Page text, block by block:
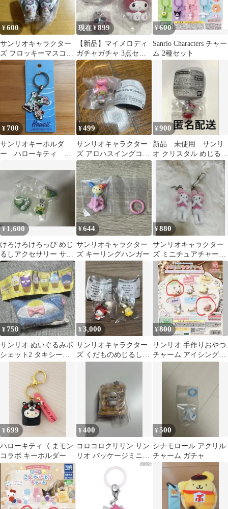
¥600
サンリオキャラクター
ズ フロッキーマスコッ
トスイング クロミ 2個
セット
現在 ¥899
【新品】マイメロディ
ガチャガチャ 3点セッ
ト
¥600
Sanrio Characters チャー
ム 2種セット
¥700
サンリオキーホルダ
ー ハローキティ マ
¥499
サンリオキャラクター
ズ アロハスイングコレ
クション マイメロデ
ィ ガチャガチャ
¥900
新品 未使用 サンリ
オ クリスタル めじるし
アクセサリー キテ
ィ ガチャ
¥1,600
けろけろけろっぴ めじ
るしアクセサリー サン
リオ ガチャ クリアリ
ング お手玉
¥644
サンリオキャラクター
ズ キーリングハンガー
¥880
サンリオキャラクター
ズ ミニチュアチャーム
ライブキャラクター
マイメロ
¥750
サンリオ ぬいぐるみポ
シェット2 タキシード
¥3,000
サンリオキャラクター
ズ くだものめじるしア
¥800
サンリオ 手作りおやつ
チャーム アイシングク
¥699
ハローキティ くまモン
コラボ キーホルダー
¥400
コロコロクリリン サン
リオ パッケージミニチ
ュアコレクション ガチ
¥500
シナモロール アクリル
チャーム ガチャ